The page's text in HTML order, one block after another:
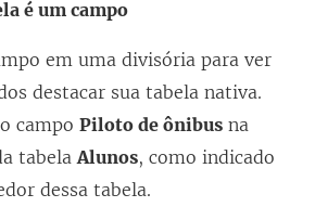
i
n
k
a
b
é um campo
em uma divisória para ver
destacar sua tabela nativa.
campo Piloto de ônibus na
tabelaAlunos, como indicado
dessa tabela.